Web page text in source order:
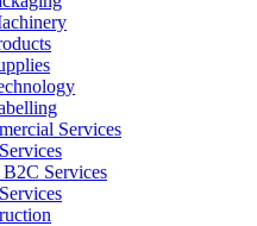
Services
Services